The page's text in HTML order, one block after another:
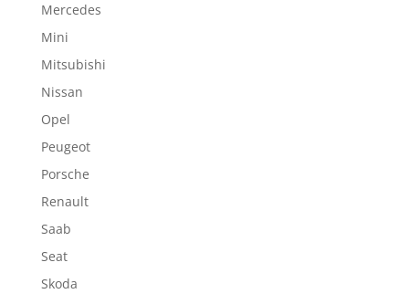
Mercedes
Mini
Mitsubishi
Nissan
Opel
Peugeot
Porsche
Renault
Saab
Seat
Skoda